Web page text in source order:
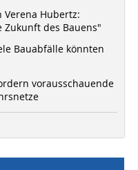
Hubertz:
des Bauens"
Bauabfälle könnten
vorausschauende